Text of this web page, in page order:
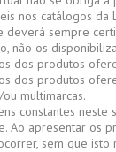
nos catálogos da
deverá sempre
não os
dos produtos
dos produtos
multimarcas.
constantes
Ao apresentar os
sem que